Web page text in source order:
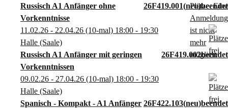
Russisch A1 Anfänger ohne
Vorkenntnisse
26F419.001 neu
11.02.26 - 22.04.26 (10-mal) 18:00 - 19:30
Halle (Saale)
Russisch A1 Anfänger mit geringen
Vorkenntnissen
26F419.002
09.02.26 - 27.04.26 (10-mal) 18:00 - 19:30
Halle (Saale)
Spanisch - Kompakt - A1 Anfänger 26F422.103 neu